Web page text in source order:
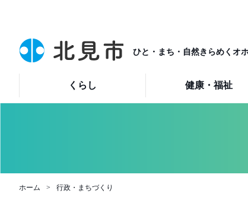
ひと・まち・自然きらめくオ
くらし 健康・福祉
ホーム 行政・まちづくり